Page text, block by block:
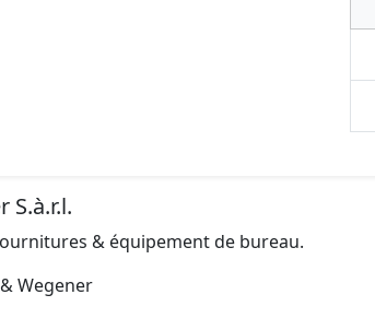
S.à.r.l.
& équipement de bureau.
Wegener